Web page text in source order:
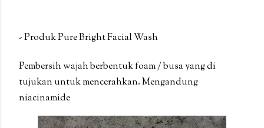
- Produk Pure Bright Facial Wash
Pembersih wajah berbentuk foam / busa yang di
tujukan untuk mencerahkan. Mengandung
niacinamide